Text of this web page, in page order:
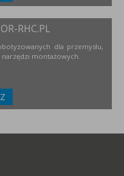
RHC.PL
dla przemysłu,
montażowych.